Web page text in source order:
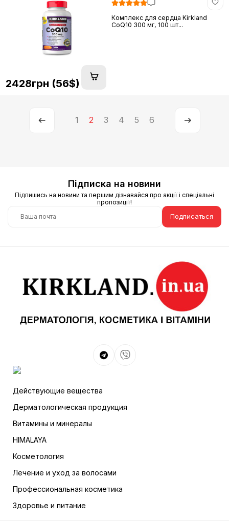
Комплекс для сердца Kirkland
CoQ10 300 мг, 100 шт...
2428грн (56$)
1 2 3 4 5 6
Підписка на новини
Підпишись на новини та першим дізнавайся про акції і спеціальні
пропозиції!
Подписаться
Действующие вещества
Дерматологическая продукция
Витамины и минералы
HIMALAYA
Косметология
Лечение и уход за волосами
Профессиональная косметика
Здоровье и питание